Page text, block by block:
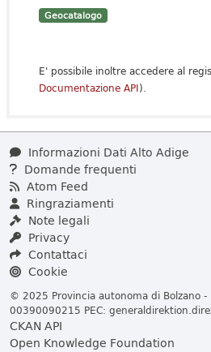
Geocatalogo
E' possibile inoltre accedere al
Documentazione API).
Informazioni Dati Alto Adige
Domande frequenti
Atom Feed
Ringraziamenti
Note legali
Privacy
Contattaci
Cookie
© 2025 Provincia autonoma di Bolzano -
00390090215 PEC:
CKAN API
Open Knowledge Foundation